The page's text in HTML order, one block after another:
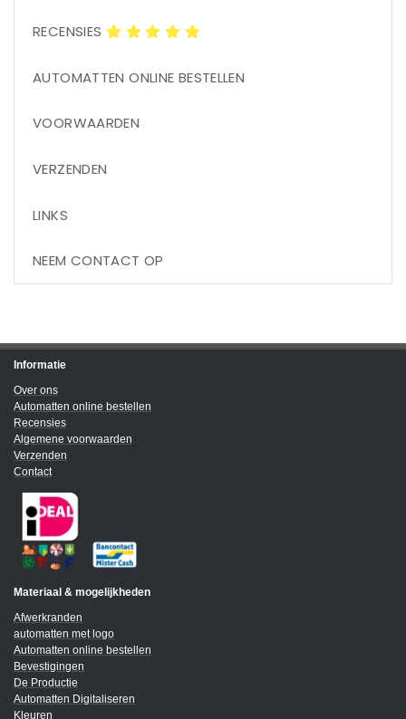
RECENSIES
AUTOMATTEN ONLINE BESTELLEN
VOORWAARDEN
VERZENDEN
LINKS
NEEM CONTACT OP
Informatie
Over ons
Automatten online bestellen
Recensies
Algemene voorwaarden
Verzenden
Contact
Materiaal & mogelijkheden
Afwerkranden
automatten met logo
Automatten online bestellen
Bevestigingen
De Productie
Automatten Digitaliseren
Kleuren